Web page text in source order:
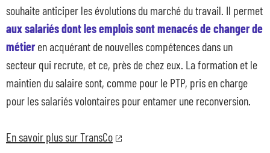
souhaite anticiper les évolutions du marché du travail. Il permet
aux salariés dont les emplois sont menacés de changer de
métieren acquérant de nouvelles compétences dans un
secteur qui recrute, et ce, près de chez eux. La formation et le
maintien du salaire sont, comme pour le PTP, pris en charge
pour les salariés volontaires pour entamer une reconversion.
En savoir plus sur TransCo